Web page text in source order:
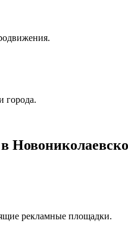
города.
рекламные площадки.